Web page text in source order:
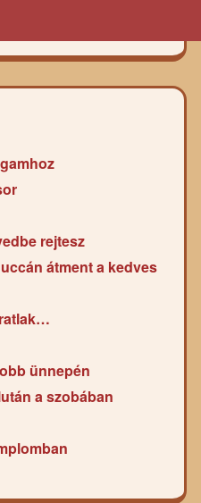
rejtesz
átment a kedves
ünnepén
a szobában